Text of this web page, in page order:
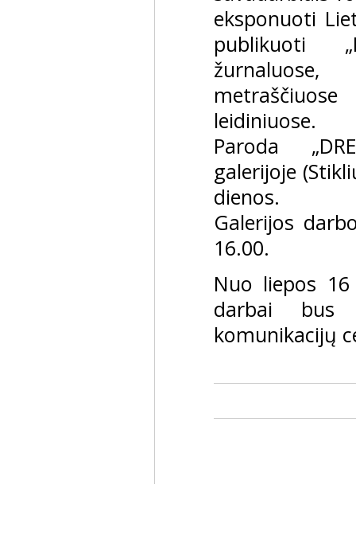
eksponuoti
publikuoti
žurnaluose,
leidiniuose.
Paroda
galerijoje
dienos.
Galerijos
16.00.
Nuo liepos
darbai bus
komunikacijų